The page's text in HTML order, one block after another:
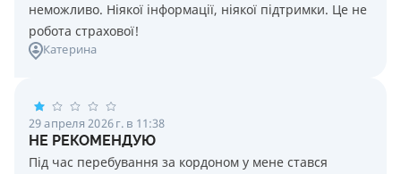
неможливо. Ніякої інформації, ніякої підтримки. Це не
робота страхової!
Катерина
29 апреля 2026 г. в 11:38
НЕ РЕКОМЕНДУЮ
Під час перебування за кордоном у мене стався